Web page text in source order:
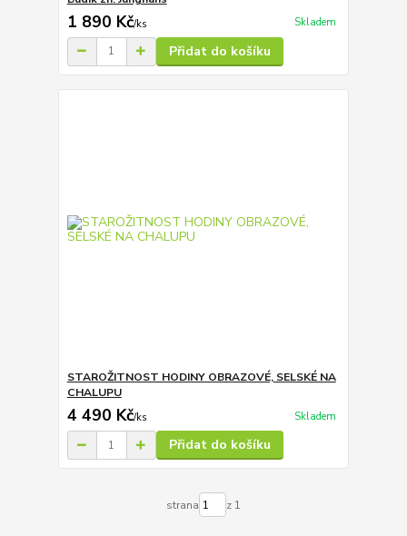
1 890 Kč/ks Skladem
Přidat do košíku
STAROŽITNOST HODINY OBRAZOVÉ, SELSKÉ NA
CHALUPU
4 490 Kč/ks Skladem
Přidat do košíku
strana z 1